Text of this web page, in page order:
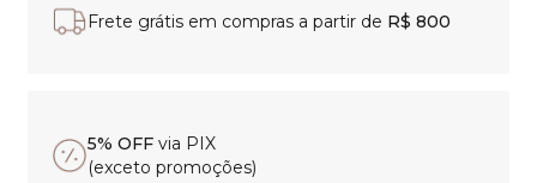
Frete grátis em compras a partir de R$ 800
5% OFF via PIX
(exceto promoções)